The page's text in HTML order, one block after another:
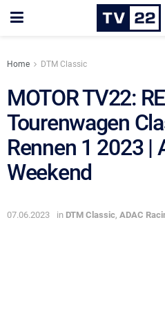
Home DTM Classic
MOTOR TV22:
Tourenwagen
Rennen 1 2023 |
Weekend
07.06.2023 in DTM Classic, ADAC